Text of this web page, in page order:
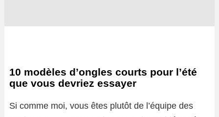
10 modèles d’ongles courts pour l’été
que vous devriez essayer
Si comme moi, vous êtes plutôt de l’équipe des